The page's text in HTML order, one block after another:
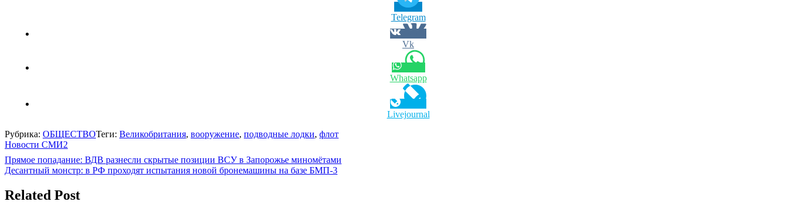
Telegram
Vk
Whatsapp
Livejournal
Рубрика: ОБЩЕСТВОТеги: Великобритания, вооружение, подводные лодки, флот
Новости СМИ2
Навигация
по
записям
Прямое попадание: ВДВ разнесли скрытые позиции ВСУ в Запорожье миномётами
Десантный монстр: в РФ проходят испытания новой бронемашины на базе БМП-3
Related Post